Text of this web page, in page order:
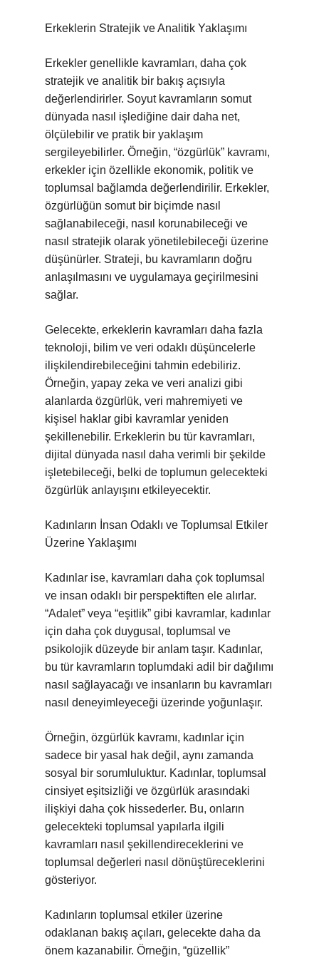
Erkeklerin Stratejik ve Analitik Yaklaşımı
Erkekler genellikle kavramları, daha çok
stratejik ve analitik bir bakış açısıyla
değerlendirirler. Soyut kavramların somut
dünyada nasıl işlediğine dair daha net,
ölçülebilir ve pratik bir yaklaşım
sergileyebilirler. Örneğin, “özgürlük” kavramı,
erkekler için özellikle ekonomik, politik ve
toplumsal bağlamda değerlendirilir. Erkekler,
özgürlüğün somut bir biçimde nasıl
sağlanabileceği, nasıl korunabileceği ve
nasıl stratejik olarak yönetilebileceği üzerine
düşünürler. Strateji, bu kavramların doğru
anlaşılmasını ve uygulamaya geçirilmesini
sağlar.
Gelecekte, erkeklerin kavramları daha fazla
teknoloji, bilim ve veri odaklı düşüncelerle
ilişkilendirebileceğini tahmin edebiliriz.
Örneğin, yapay zeka ve veri analizi gibi
alanlarda özgürlük, veri mahremiyeti ve
kişisel haklar gibi kavramlar yeniden
şekillenebilir. Erkeklerin bu tür kavramları,
dijital dünyada nasıl daha verimli bir şekilde
işletebileceği, belki de toplumun gelecekteki
özgürlük anlayışını etkileyecektir.
Kadınların İnsan Odaklı ve Toplumsal Etkiler
Üzerine Yaklaşımı
Kadınlar ise, kavramları daha çok toplumsal
ve insan odaklı bir perspektiften ele alırlar.
“Adalet” veya “eşitlik” gibi kavramlar, kadınlar
için daha çok duygusal, toplumsal ve
psikolojik düzeyde bir anlam taşır. Kadınlar,
bu tür kavramların toplumdaki adil bir dağılımı
nasıl sağlayacağı ve insanların bu kavramları
nasıl deneyimleyeceği üzerinde yoğunlaşır.
Örneğin, özgürlük kavramı, kadınlar için
sadece bir yasal hak değil, aynı zamanda
sosyal bir sorumluluktur. Kadınlar, toplumsal
cinsiyet eşitsizliği ve özgürlük arasındaki
ilişkiyi daha çok hissederler. Bu, onların
gelecekteki toplumsal yapılarla ilgili
kavramları nasıl şekillendireceklerini ve
toplumsal değerleri nasıl dönüştüreceklerini
gösteriyor.
Kadınların toplumsal etkiler üzerine
odaklanan bakış açıları, gelecekte daha da
önem kazanabilir. Örneğin, “güzellik”